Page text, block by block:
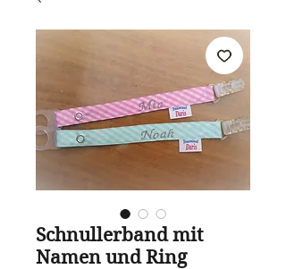
Schnullerband mit
Namen und Ring